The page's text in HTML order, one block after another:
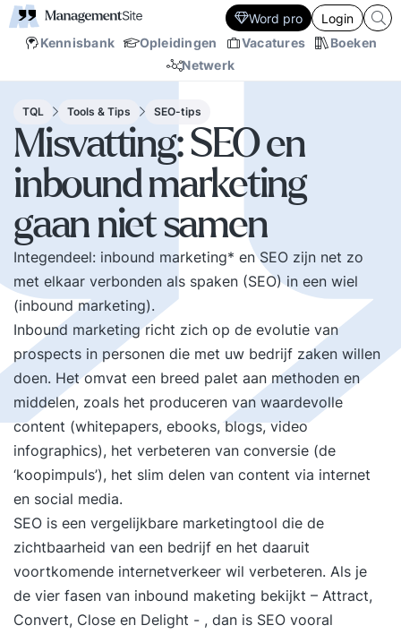
Kennisbank Opleidingen Vacatures
Boeken
Netwerk
Word pro Login
TQL Tools & Tips SEO-tips
Misvatting: SEO en
inbound marketing
gaan niet samen
Integendeel: inbound marketing* en SEO zijn net zo
met elkaar verbonden als spaken (SEO) in een wiel
(inbound marketing).
Inbound marketing richt zich op de evolutie van
prospects in personen die met uw bedrijf zaken willen
doen. Het omvat een breed palet aan methoden en
middelen, zoals het produceren van waardevolle
content (whitepapers, ebooks, blogs, video
infographics), het verbeteren van conversie (de
‘koopimpuls’), het slim delen van content via internet
en social media.
SEO is een vergelijkbare marketingtool die de
zichtbaarheid van een bedrijf en het daaruit
voortkomende internetverkeer wil verbeteren. Als je
de vier fasen van inbound maketing bekijkt – Attract,
Convert, Close en Delight - , dan is SEO vooral